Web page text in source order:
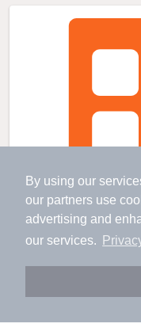
By using our
our partners use
advertising and
our services.
アプリに切り替
会員登録なしです